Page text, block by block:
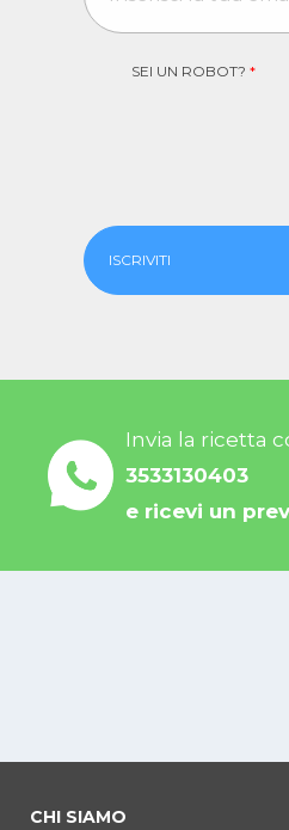
SEI UN ROBOT? *
ISCRIVITI
Invia la ricetta
3533130403
e ricevi un
CHI SIAMO